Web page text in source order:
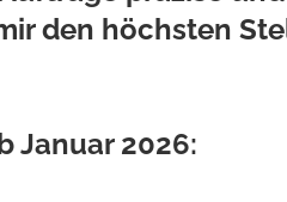
den höchsten
Januar 2026: